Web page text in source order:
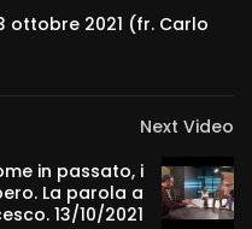
ottobre 2021 (fr. Carlo
Next Video
in passato, i
La parola a
13/10/2021